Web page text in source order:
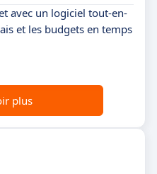
avec un logiciel tout-en-
et les budgets en temps
plus